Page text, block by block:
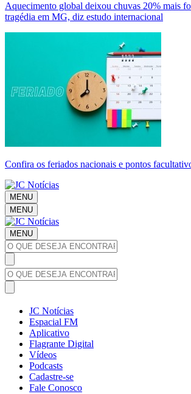
Aquecimento global deixou chuvas 20% mais
tragédia em MG, diz estudo internacional
Confira os feriados nacionais e pontos
MENU
MENU
MENU
JC Notícias
Espacial FM
Aplicativo
Flagrante Digital
Vídeos
Podcasts
Cadastre-se
Fale Conosco